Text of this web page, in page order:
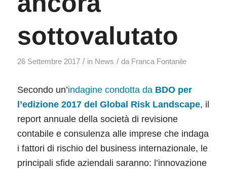
sottovalutato
26 Settembre 2017 / in News / da Franca Fontanile
Secondo un’indagine condotta da BDO per
l’edizione 2017 del Global Risk Landscape, il
report annuale della società di revisione
contabile e consulenza alle imprese che indaga
i fattori di rischio del business internazionale, le
principali sfide aziendali saranno: l’innovazione